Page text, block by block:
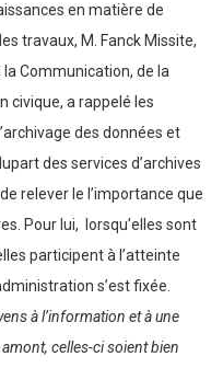
en matière de
travaux, M. Fanck Missite,
Communication, de la
civique, a rappelé les
des données et
des services d’archives
relever le l’importance que
Pour lui, lorsqu’elles sont
participent à l’atteinte
s’est fixée.
à l’information et à une
celles-ci soient bien